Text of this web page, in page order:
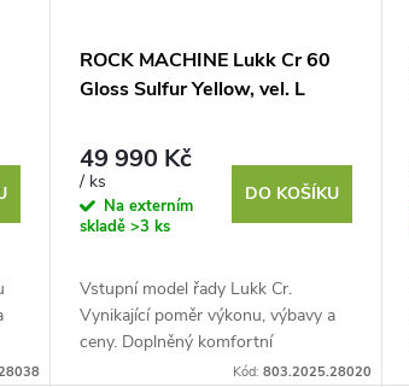
ROCK MACHINE Lukk Cr 60
Gloss Sulfur Yellow, vel. L
49 990 Kč
/ ks
Na externím
skladě>3 ks
DO KOŠÍKU
Vstupní model řady Lukk Cr.
Vynikající poměr výkonu, výbavy a
ceny. Doplněný komfortní
ergonomií a minimálními servisními
Kód: 803.2025.28020